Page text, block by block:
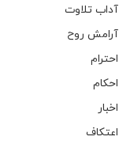
آداب تلاوت
آرامش روح
احترام
احکام
اخبار
اعتکاف